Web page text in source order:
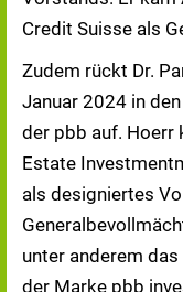
Credit Suisse als
Zudem rückt Dr.
Januar 2024 in
der pbb auf. Hoerr
Estate
als designiertes
unter anderem
der Marke pbb